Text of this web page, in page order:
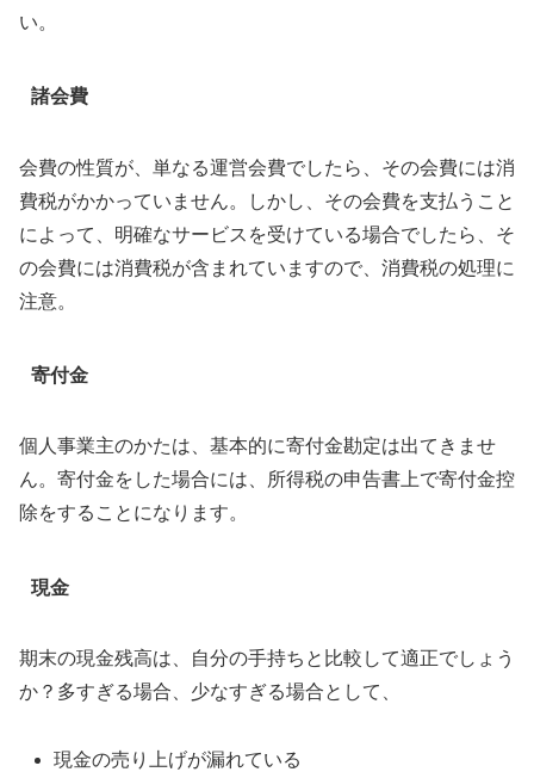
い。
諸会費
会費の性質が、単なる運営会費でしたら、その会費には消
費税がかかっていません。しかし、その会費を支払うこと
によって、明確なサービスを受けている場合でしたら、そ
の会費には消費税が含まれていますので、消費税の処理に
注意。
寄付金
個人事業主のかたは、基本的に寄付金勘定は出てきませ
ん。寄付金をした場合には、所得税の申告書上で寄付金控
除をすることになります。
現金
期末の現金残高は、自分の手持ちと比較して適正でしょう
か？多すぎる場合、少なすぎる場合として、
現金の売り上げが漏れている